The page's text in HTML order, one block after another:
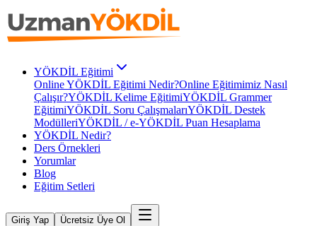
YÖKDİL Eğitimi
Online YÖKDİL Eğitimi Nedir?Online Eğitimimiz Nasıl
Çalışır?YÖKDİL Kelime EğitimiYÖKDİL Grammer
EğitimiYÖKDİL Soru ÇalışmalarıYÖKDİL Destek
ModülleriYÖKDİL / e-YÖKDİL Puan Hesaplama
YÖKDİL Nedir?
Ders Örnekleri
Yorumlar
Blog
Eğitim Setleri
Giriş Yap Ücretsiz Üye Ol